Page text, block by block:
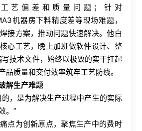
艺偏差和质量问题；针对
机器房下料精度差等现场难题，
接方案，推动问题快速解决。他白
心工艺，晚上加班做软件设计、整
技术文件，始终以极致的实干扛起
品质量和交付效率筑牢工艺防线。
解生产难题
，是为解决生产过程中产生的实际
。”
点为创新原点，聚焦生产中的费时